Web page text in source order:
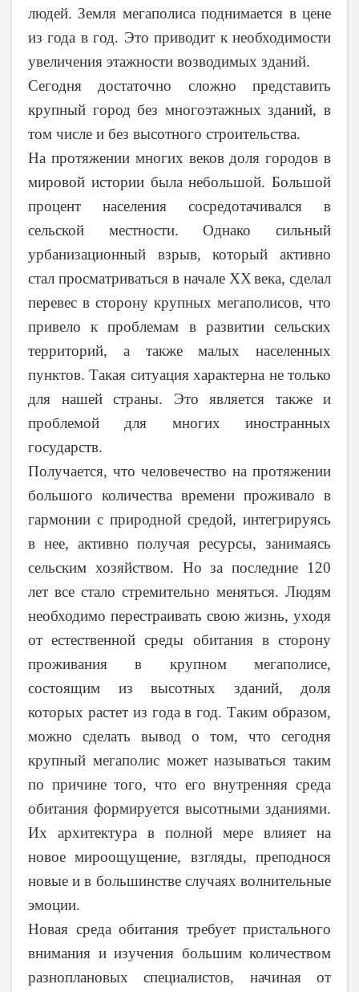
людей. Земля мегаполиса поднимается в цене
из года в год. Это приводит к необходимости
увеличения этажности возводимых зданий.
Сегодня достаточно сложно представить
крупный город без многоэтажных зданий, в
том числе и без высотного строительства.
На протяжении многих веков доля городов в
мировой истории была небольшой. Большой
процент населения сосредотачивался в
сельской местности. Однако сильный
урбанизационный взрыв, который активно
стал просматриваться в начале XXвека, сделал
перевес в сторону крупных мегаполисов, что
привело к проблемам в развитии сельских
территорий, а также малых населенных
пунктов. Такая ситуация характерна не только
для нашей страны. Это является также и
проблемой для многих иностранных
государств.
Получается, что человечество на протяжении
большого количества времени проживало в
гармонии с природной средой, интегрируясь
в нее, активно получая ресурсы, занимаясь
сельским хозяйством. Но за последние 120
лет все стало стремительно меняться. Людям
необходимо перестраивать свою жизнь, уходя
от естественной среды обитания в сторону
проживания в крупном мегаполисе,
состоящим из высотных зданий, доля
которых растет из года в год. Таким образом,
можно сделать вывод о том, что сегодня
крупный мегаполис может называться таким
по причине того, что его внутренняя среда
обитания формируется высотными зданиями.
Их архитектура в полной мере влияет на
новое мироощущение, взгляды, преподнося
новые и в большинстве случаях волнительные
эмоции.
Новая среда обитания требует пристального
внимания и изучения большим количеством
разноплановых специалистов, начиная от